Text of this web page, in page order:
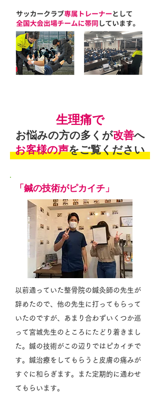
生理痛で
お悩みの方の多くが改善へ
お客様の声をご覧ください
「鍼の技術がピカイチ」
以前通っていた整骨院の鍼灸師の先生が
辞めたので、他の先生に打ってもらって
いたのですが、あまり合わずいくつか巡
って宮城先生のところにたどり着きまし
た。鍼の技術がこの辺りではピカイチで
す。鍼治療をしてもらうと皮膚の痛みが
すぐに和らぎます。また定期的に通わせ
てもらいます。